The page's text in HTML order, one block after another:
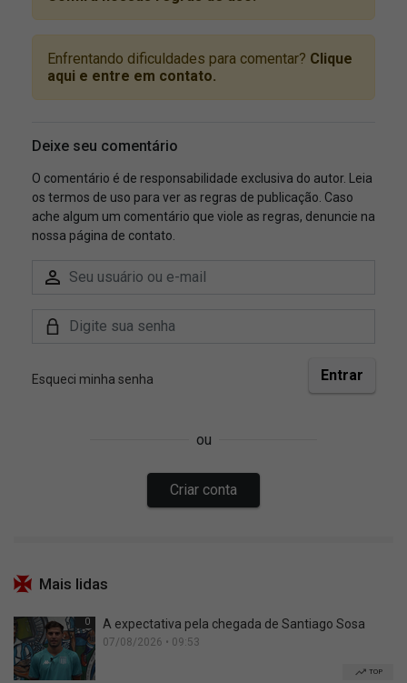
Mais lidas
0 A expectativa pela chegada de Santiago Sosa
07/08/2026 • 09:53
TOP